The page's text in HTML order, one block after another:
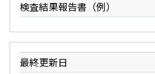
検査結果報告書（例）
最終更新日